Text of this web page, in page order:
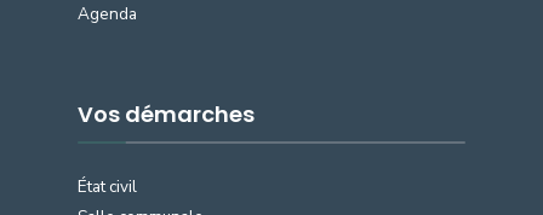
Agenda
Vos démarches
État civil